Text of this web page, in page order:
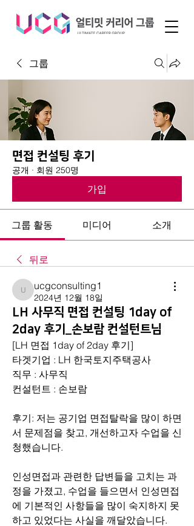
그룹
면접 컨설팅 후기
공개 · 회원 250명
가입
그룹 활동 미디어 소개
뒤로
ucgconsulting1
ucgconsulting1
2024년 12월 18일
LH 사무직 면접 컨설팅 1day of
2day 후기_손보람 컨설턴트님
[LH 면접 1day of 2day 후기]
타겟기업 : LH 한국토지주택공사
직무 : 사무직
컨설턴트 : 손보람
후기: 저는 공기업 면접탈락을 많이 하면
서 문제점을 찾고, 개선하고자 수업을 신
청했습니다.
인성면접과 관련한 답변들을 고치는 과
정을 가졌고, 수업을 들으면서 인성면접
에 기본적인 사항들을 많이 숙지하지 못
하고 있었다는 사실을 깨달았습니다.